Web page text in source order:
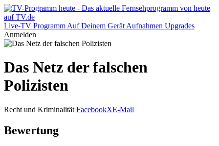
Live-TV Programm Auf Deinem Gerät Aufnahmen Upgrades
Anmelden
Das Netz der falschen
Polizisten
Recht und Kriminalität FacebookXE-Mail
Bewertung